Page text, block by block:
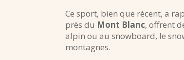
Ce sport, bien que récent, a
près du Mont Blanc, offrent
alpin ou au snowboard, le
montagnes.